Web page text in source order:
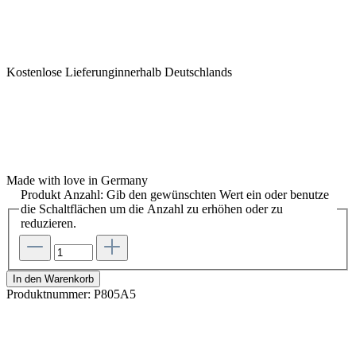
Kostenlose Lieferunginnerhalb Deutschlands
Made with love in Germany
Produkt Anzahl: Gib den gewünschten Wert ein oder benutze
die Schaltflächen um die Anzahl zu erhöhen oder zu
reduzieren.
In den Warenkorb
Produktnummer: P805A5